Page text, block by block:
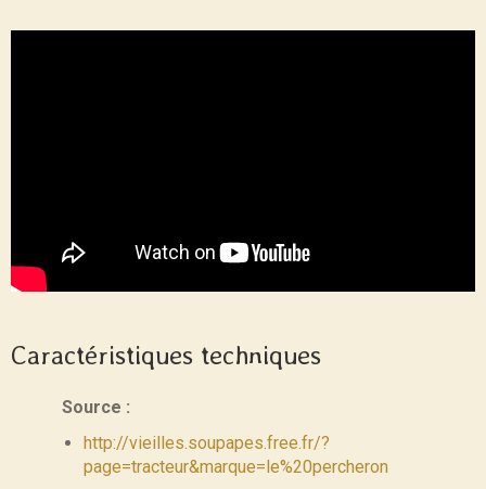
Caractéristiques techniques
Source :
http://vieilles.soupapes.free.fr/?
page=tracteur&marque=le%20percheron